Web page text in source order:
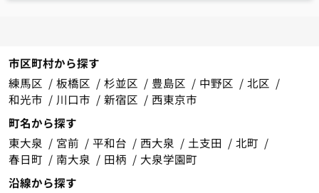
市区町村から探す
練馬区
板橋区 杉並区 豊島区 中野区
北区
和光市
川口市 新宿区
西東京市
町名から探す
東大泉
宮前 平和台 西大泉 土支田
北町
春日町
南大泉 田柄
大泉学園町
沿線から探す